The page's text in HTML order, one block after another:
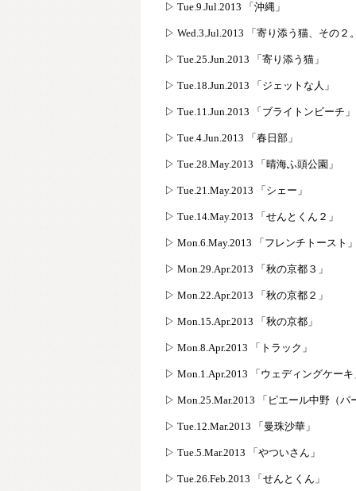
▷ Tue.9.Jul.2013 「沖縄」
▷ Wed.3.Jul.2013 「寄り添う猫、その２
▷ Tue.25.Jun.2013 「寄り添う猫」
▷ Tue.18.Jun.2013 「ジェットな人」
▷ Tue.11.Jun.2013 「ブライトンビーチ」
▷ Tue.4.Jun.2013 「春日部」
▷ Tue.28.May.2013 「晴海ふ頭公園」
▷ Tue.21.May.2013 「シェー」
▷ Tue.14.May.2013 「せんとくん２」
▷ Mon.6.May.2013 「フレンチトースト」
▷ Mon.29.Apr.2013 「秋の京都３」
▷ Mon.22.Apr.2013 「秋の京都２」
▷ Mon.15.Apr.2013 「秋の京都」
▷ Mon.8.Apr.2013 「トラック」
▷ Mon.1.Apr.2013 「ウェディングケーキ
▷ Mon.25.Mar.2013 「ピエール中野（パ
▷ Tue.12.Mar.2013 「曼珠沙華」
▷ Tue.5.Mar.2013 「やついさん」
▷ Tue.26.Feb.2013 「せんとくん」